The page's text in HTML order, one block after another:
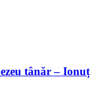
tânăr – Ionuț